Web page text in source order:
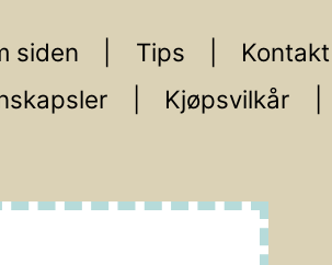
siden Tips Kontakt
Kjøpsvilkår